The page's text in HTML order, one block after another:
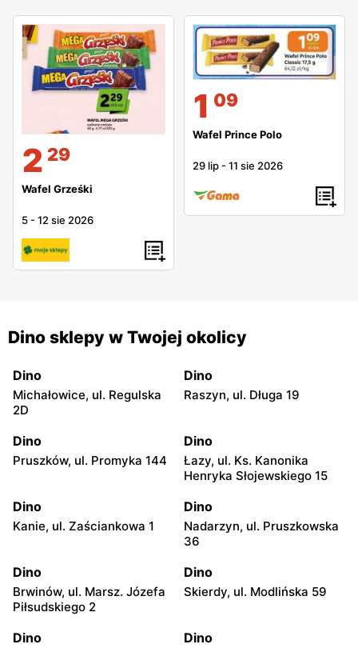
2 29
Wafel Grześki
5 -12 sie 2026
1 09
Wafel Prince Polo
29 lip -11 sie 2026
Dino sklepy w Twojej okolicy
Dino
Michałowice, ul. Regulska
2D
Dino
Raszyn, ul. Długa 19
Dino
Pruszków, ul. Promyka 144
Dino
Łazy, ul. Ks. Kanonika
Henryka Słojewskiego 15
Dino
Kanie, ul. Zaściankowa 1
Dino
Nadarzyn, ul. Pruszkowska
36
Dino
Brwinów, ul. Marsz. Józefa
Piłsudskiego 2
Dino
Skierdy, ul. Modlińska 59
Dino Dino